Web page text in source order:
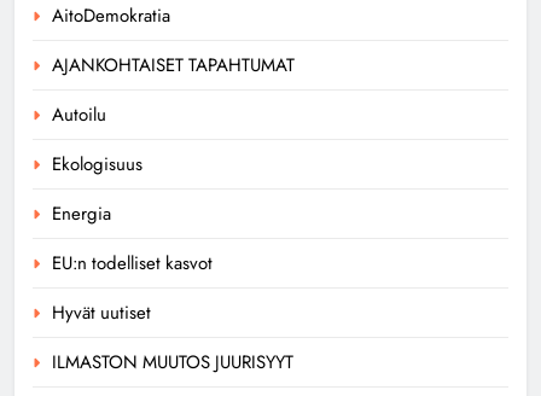
AitoDemokratia
AJANKOHTAISET TAPAHTUMAT
Autoilu
Ekologisuus
Energia
EU:n todelliset kasvot
Hyvät uutiset
ILMASTON MUUTOS JUURISYYT